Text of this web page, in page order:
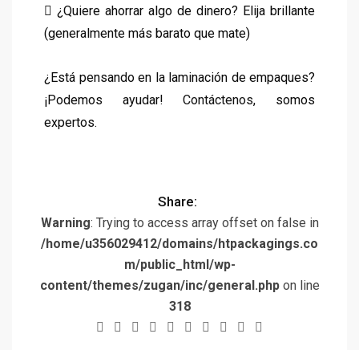
 ¿Quiere ahorrar algo de dinero? Elija brillante
(generalmente más barato que mate)
¿Está pensando en la laminación de empaques?
¡Podemos ayudar!Contáctenos, somos
expertos.
Share:
Warning: Trying to access array offset on false in
/home/u356029412/domains/htpackagings.co
m/public_html/wp-
content/themes/zugan/inc/general.phpon line
318